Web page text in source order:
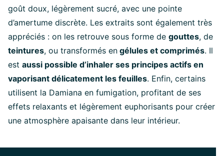
goût doux, légèrement sucré, avec une pointe
d’amertume discrète. Les extraits sont également très
appréciés : on les retrouve sous forme de gouttes, de
teintures, ou transformés en gélules et comprimés. Il
est aussi possible d’inhaler ses principes actifs en
vaporisant délicatement les feuilles. Enfin, certains
utilisent la Damiana en fumigation, profitant de ses
effets relaxants et légèrement euphorisants pour créer
une atmosphère apaisante dans leur intérieur.